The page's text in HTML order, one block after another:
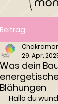
Beitrag
Was dein
Blähungen
29. Apr.
Hallo du